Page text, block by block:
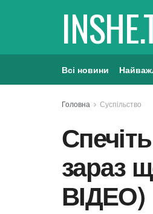
Всі новини
Головна Суспільство
зараз
ВІДЕО)